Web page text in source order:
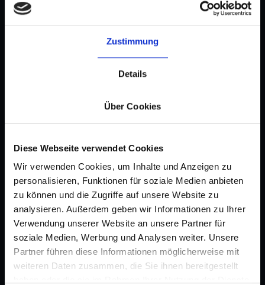
Zustimmung
Details
Über Cookies
Diese Webseite verwendet Cookies
Wir verwenden Cookies, um Inhalte und Anzeigen zu
personalisieren, Funktionen für soziale Medien anbieten
zu können und die Zugriffe auf unsere Website zu
analysieren. Außerdem geben wir Informationen zu Ihrer
Verwendung unserer Website an unsere Partner für
soziale Medien, Werbung und Analysen weiter. Unsere
Partner führen diese Informationen möglicherweise mit
weiteren Daten zusammen, die Sie ihnen bereitgestellt